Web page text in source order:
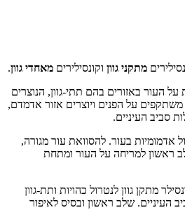
מתקני גוון וקונסילירים מאחדי גוון.
על העור באזורים בהם תתי-גוון, הנוצרים
על הפנים ויוצרים אזור אדמדם,
סביב העיניים.
אדמומיות בעור. להסוואת עור מגורה,
ראשון למריחה על העור ומתחת
מתקן גוון לנטרול כהויות ותת-גוון
העיניים. שלב ראשון ובסיס לאיפור